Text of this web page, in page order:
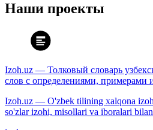
Наши проекты
Izoh.uz — Толковый словарь
слов с определениями, примерами
Izoh.uz — O'zbek tilining xalqona
so'zlar izohi, misollari va iboralari